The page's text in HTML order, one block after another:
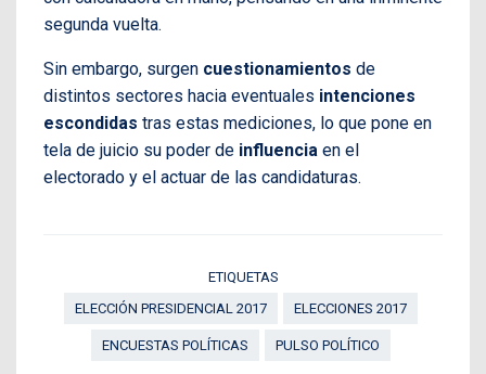
segunda vuelta.
Sin embargo, surgen cuestionamientos de
distintos sectores hacia eventuales intenciones
escondidas tras estas mediciones, lo que pone en
tela de juicio su poder de influencia en el
electorado y el actuar de las candidaturas.
ETIQUETAS
ELECCIÓN PRESIDENCIAL 2017
ELECCIONES 2017
ENCUESTAS POLÍTICAS PULSO POLÍTICO